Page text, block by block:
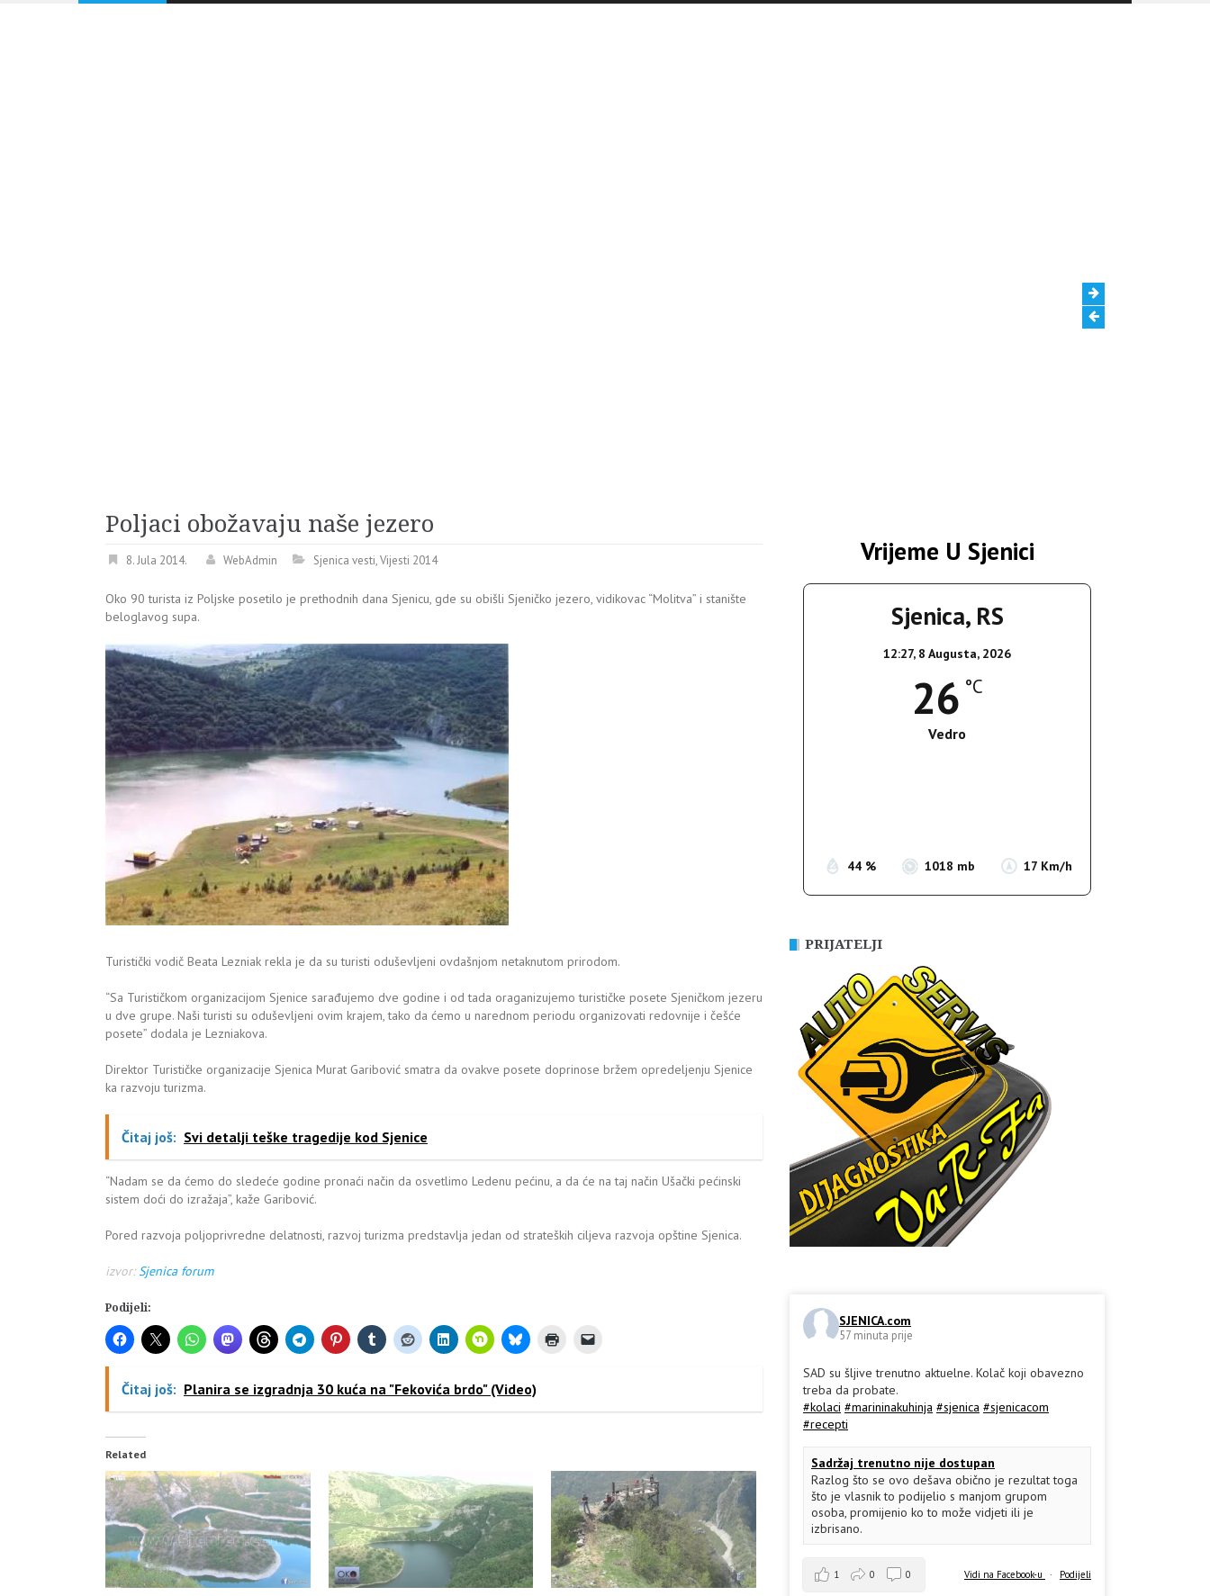
Poljaci obožavaju naše jezero
8. Jula 2014. WebAdmin Sjenica vesti,Vijesti 2014
Oko 90 turista iz Poljske posetilo je prethodnih dana Sjenicu, gde su obišli Sjeničko jezero, vidikovac “Molitva” i stanište
beloglavog supa.
Turistički vodič Beata Lezniak rekla je da su turisti oduševljeni ovdašnjom netaknutom prirodom.
“Sa Turističkom organizacijom Sjenice sarađujemo dve godine i od tada oraganizujemo turističke posete Sjeničkom jezeru
u dve grupe. Naši turisti su oduševljeni ovim krajem, tako da ćemo u narednom periodu organizovati redovnije i češće
posete” dodala je Lezniakova.
Direktor Turističke organizacije Sjenica Murat Garibović smatra da ovakve posete doprinose bržem opredeljenju Sjenice
ka razvoju turizma.
Čitaj još: Svi detalji teške tragedije kod Sjenice
“Nadam se da ćemo do sledeće godine pronaći način da osvetlimo Ledenu pećinu, a da će na taj način Ušački pećinski
sistem doći do izražaja”, kaže Garibović.
Pored razvoja poljoprivredne delatnosti, razvoj turizma predstavlja jedan od strateških ciljeva razvoja opštine Sjenica.
izvor:Sjenica forum
Podijeli:
Čitaj još: Planira se izgradnja 30 kuća na "Fekovića brdo" (Video)
Related
Vrijeme U Sjenici
Sjenica, RS
12:27, 8 Augusta, 2026
26 °C
Vedro
44 % 1018 mb 17 Km/h
PRIJATELJI
SJENICA.com
57 minuta prije
SAD su šljive trenutno aktuelne. Kolač koji obavezno
treba da probate.
#kolaci #marininakuhinja #sjenica #sjenicacom
#recepti
Sadržaj trenutno nije dostupan
Razlog što se ovo dešava obično je rezultat toga
što je vlasnik to podijelio s manjom grupom
osoba, promijenio ko to može vidjeti ili je
izbrisano.
Vidi na Facebook-u · Podijeli
1 0 0